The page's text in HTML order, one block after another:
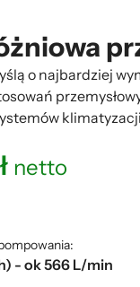
o najbardziej
netto
- ok 566 L/min